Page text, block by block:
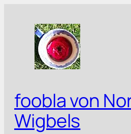
springen
foobla von
Wigbels